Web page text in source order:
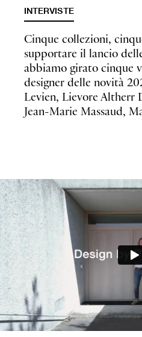
INTERVISTE
Cinque collezioni,
supportare il lancio
abbiamo girato cinque
designer delle novità
Levien, Lievore Altherr
Jean-Marie Massaud,